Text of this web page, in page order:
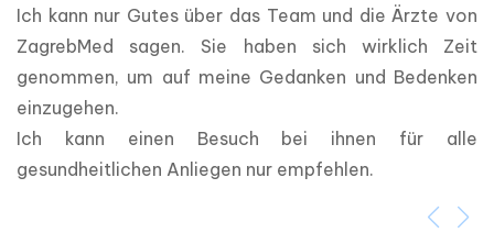
Ich kann nur Gutes über das Team und die Ärzte von
ZagrebMed sagen. Sie haben sich wirklich Zeit
genommen, um auf meine Gedanken und Bedenken
einzugehen.
Ich kann einen Besuch bei ihnen für alle
gesundheitlichen Anliegen nur empfehlen.